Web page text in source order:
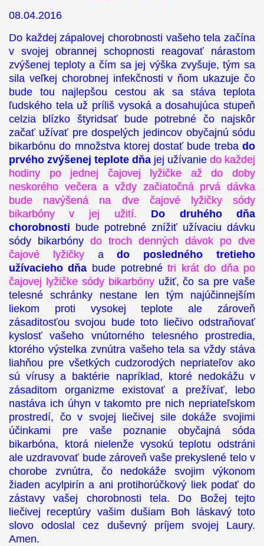
08.04.2016
Do každej zápalovej chorobnosti vašeho tela začína
v svojej obrannej schopnosti reagovať nárastom
zvýšenej teploty a čím sa jej výška zvyšuje, tým sa
sila veľkej chorobnej infekčnosti v ňom ukazuje čo
bude tou najlepšou cestou ak sa stáva teplota
ľudského tela už príliš vysoká a dosahujúca stupeň
celzia blízko štyridsať bude potrebné čo najskôr
začať užívať pre dospelých jedincov obyčajnú sódu
bikarbónu do množstva ktorej dostať bude trebado
prvého zvýšenej teplote dňa jej užívaniedo každej
hodiny po jednej čajovej lyžičke až do doby
neskorého večera a vždy začiatočná prvá dávka
bude navýšená na dve čajové lyžičky sódy
bikarbóny v jej užití.
Do druhého dňa
chorobnosti bude potrebné znížiť užívaciu dávku
sódy bikarbóny do troch denných dávok po dve
čajové lyžičkyado posledného tretieho
užívacieho dňa bude potrebnétri krát do dňa po
čajovej lyžičke sódy bikarbónyužiť, čo sa pre vaše
telesné schránky nestane len tým najúčinnejším
liekom proti vysokej teplote ale zároveň
zásaditosťou svojou bude toto liečivo odstraňovať
kyslosť vašeho vnútorného telesného prostredia,
ktorého výstelka zvnútra vašeho tela sa vždy stáva
liahňou pre všetkých cudzorodých nepriateľov ako
sú vírusy a baktérie napríklad, ktoré nedokážu v
zásaditom organizme existovať a prežívať, lebo
nastáva ich úhyn v takomto pre nich nepriateľskom
prostredí, čo v svojej liečivej sile dokáže svojimi
účinkami pre vaše poznanie obyčajná sóda
bikarbóna, ktorá nielenže vysokú teplotu odstráni
ale uzdravovať bude zároveň vaše prekyslené telo v
chorobe zvnútra, čo nedokáže svojim výkonom
žiaden acylpirín a ani protihorúčkový liek podať do
zástavy vašej chorobnosti tela. Do Božej tejto
liečivej receptúry vašim dušiam Boh láskavý toto
slovo odoslal cez duševný príjem svojej Laury.
Amen.